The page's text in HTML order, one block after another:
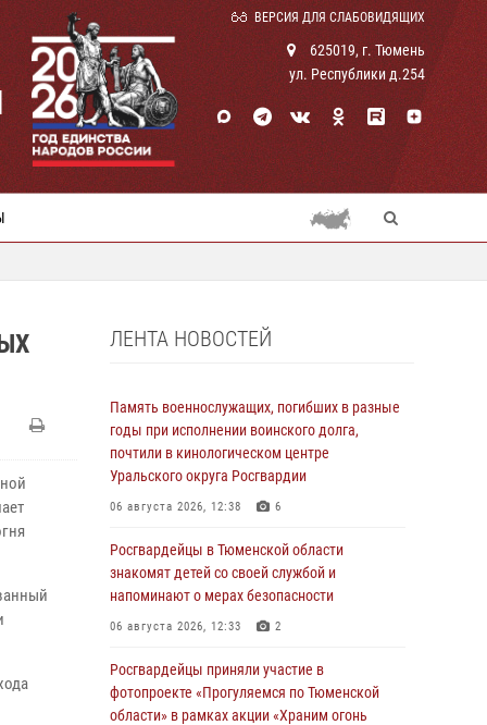
ВЕРСИЯ ДЛЯ СЛАБОВИДЯЩИХ
625019, г. Тюмень
ул. Республики д.254
ЛЕНТА НОВОСТЕЙ
Память военнослужащих, погибших в разные
годы при исполнении воинского долга,
почтили в кинологическом центре
Уральского округа Росгвардии
06 августа 2026, 12:38 6
Росгвардейцы в Тюменской области
знакомят детей со своей службой и
напоминают о мерах безопасности
06 августа 2026, 12:33 2
Росгвардейцы приняли участие в
фотопроекте «Прогуляемся по Тюменской
области» в рамках акции «Храним огонь